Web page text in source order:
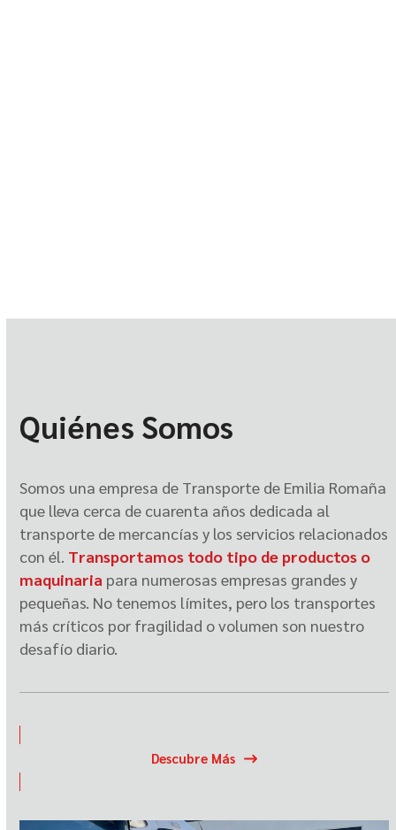
Quiénes Somos
Somos una empresa de Transporte de Emilia Romaña
que lleva cerca de cuarenta años dedicada al
transporte de mercancías y los servicios relacionados
con él. Transportamos todo tipo de productos o
maquinaria para numerosas empresas grandes y
pequeñas. No tenemos límites, pero los transportes
más críticos por fragilidad o volumen son nuestro
desafío diario.
Descubre Más